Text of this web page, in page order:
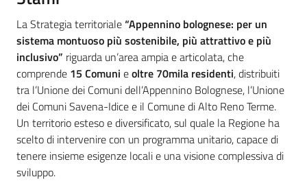
La Strategia territoriale“Appennino bolognese: per un
sistema montuoso più sostenibile, più attrattivo e più
inclusivo” riguarda un’area ampia e articolata, che
comprende 15 Comuni eoltre 70mila residenti, distribuiti
tra l’Unione dei Comuni dell’Appennino Bolognese, l’Unione
dei Comuni Savena-Idice e il Comune di Alto Reno Terme.
Un territorio esteso e diversificato, sul quale la Regione ha
scelto di intervenire con un programma unitario, capace di
tenere insieme esigenze locali e una visione complessiva di
sviluppo.